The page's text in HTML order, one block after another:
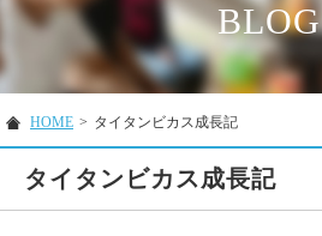
BLOG
HOME > タイタンビカス成長記
タイタンビカス成長記